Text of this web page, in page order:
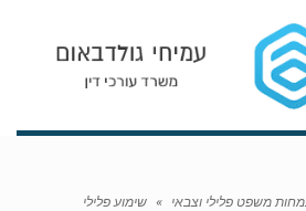
משפט פלילי וצבאי » שימוע פלילי